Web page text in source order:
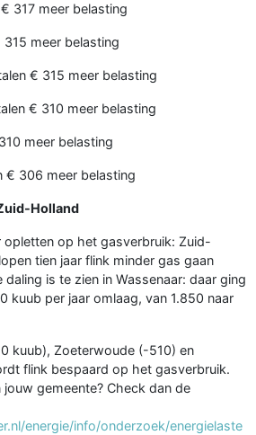
317 meer belasting
meer belasting
€ 315 meer belasting
€ 310 meer belasting
meer belasting
€ 306 meer belasting
Holland
opletten op het gasverbruik: Zuid-
tien jaar flink minder gas gaan
is te zien in Wassenaar: daar ging
kuub per jaar omlaag, van 1.850 naar
kuub), Zoeterwoude (-510) en
flink bespaard op het gasverbruik.
gemeente? Check dan de
energie/info/onderzoek/energielaste